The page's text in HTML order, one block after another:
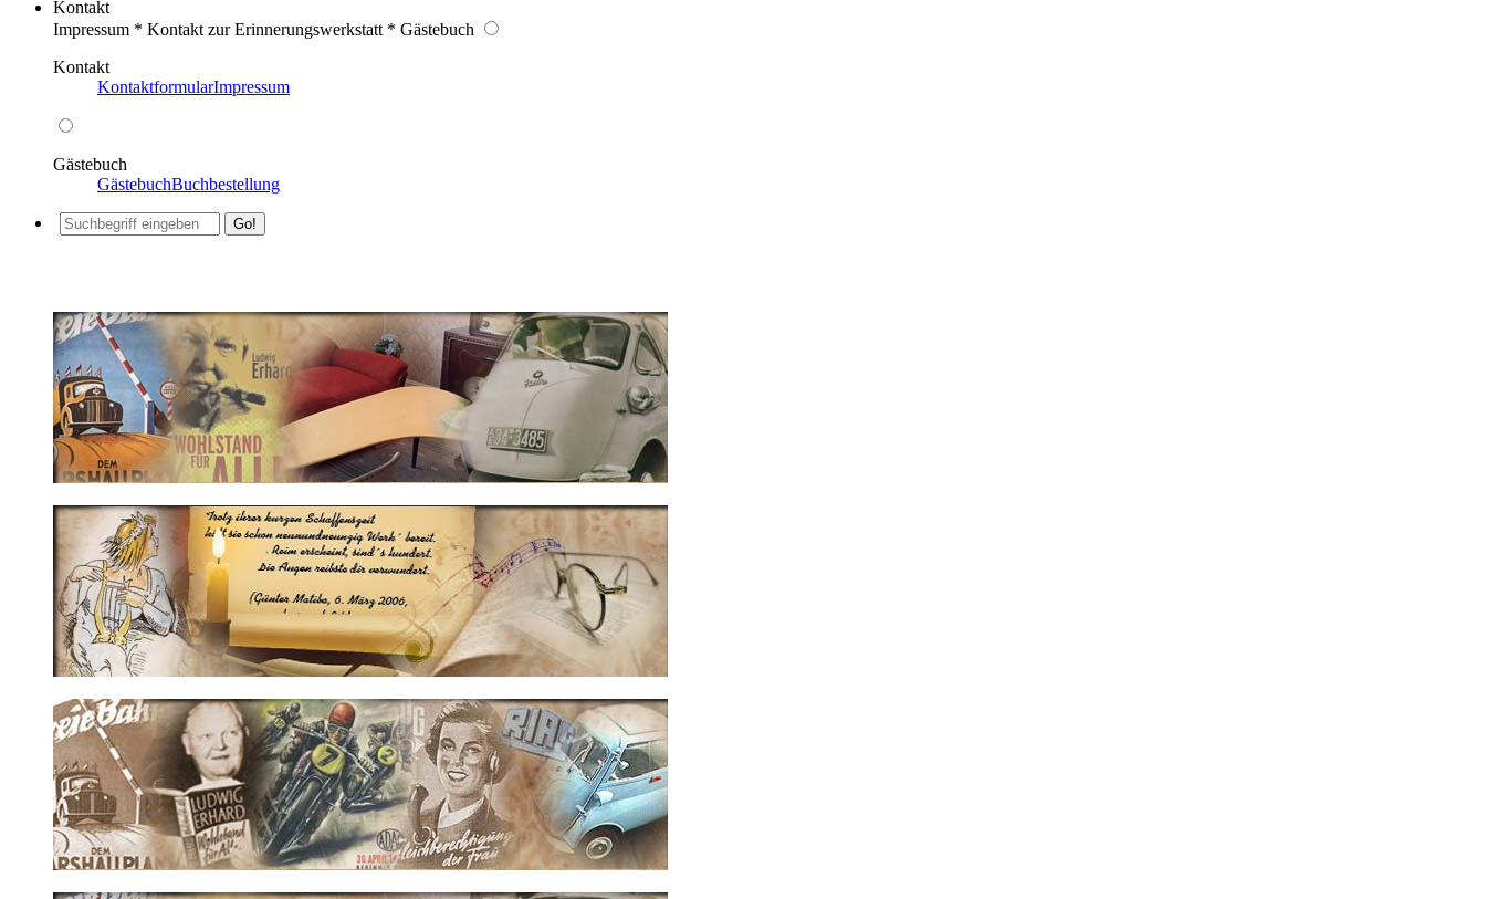
Kontakt
Impressum * Kontakt zur Erinnerungswerkstatt * Gästebuch
Kontakt
KontaktformularImpressum
Gästebuch
GästebuchBuchbestellung